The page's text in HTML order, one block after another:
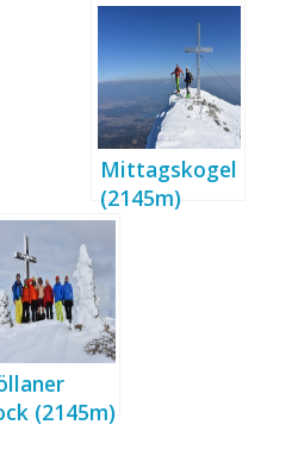
Mittagskogel
(2145m)
Skitour
(2145m)